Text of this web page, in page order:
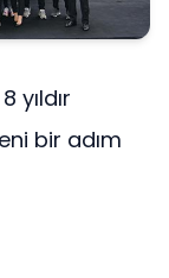
yıldır
bir adım